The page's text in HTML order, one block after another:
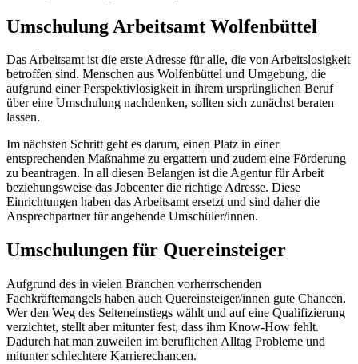
Umschulung Arbeitsamt Wolfenbüttel
Das Arbeitsamt ist die erste Adresse für alle, die von Arbeitslosigkeit
betroffen sind. Menschen aus Wolfenbüttel und Umgebung, die
aufgrund einer Perspektivlosigkeit in ihrem ursprünglichen Beruf
über eine Umschulung nachdenken, sollten sich zunächst beraten
lassen.
Im nächsten Schritt geht es darum, einen Platz in einer
entsprechenden Maßnahme zu ergattern und zudem eine Förderung
zu beantragen. In all diesen Belangen ist die Agentur für Arbeit
beziehungsweise das Jobcenter die richtige Adresse. Diese
Einrichtungen haben das Arbeitsamt ersetzt und sind daher die
Ansprechpartner für angehende Umschüler/innen.
Umschulungen für Quereinsteiger
Aufgrund des in vielen Branchen vorherrschenden
Fachkräftemangels haben auch Quereinsteiger/innen gute Chancen.
Wer den Weg des Seiteneinstiegs wählt und auf eine Qualifizierung
verzichtet, stellt aber mitunter fest, dass ihm Know-How fehlt.
Dadurch hat man zuweilen im beruflichen Alltag Probleme und
mitunter schlechtere Karrierechancen.